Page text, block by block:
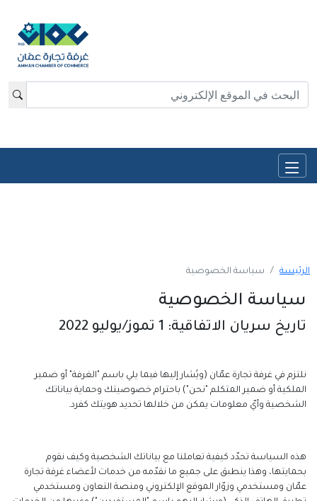
سياسة الخصوصية
سياسة الخصوصية
تاريخ سريان الاتفاقية: 1 تموز/يوليو 2022
نلتزم في غرفة تجارة عمّان (ويُشار إليها فيما يلي باسم "الغرفة" أو ضمير
الملكية أو ضمير المتكلم "نحن") باحترام خصوصيتك وحماية بياناتك
الشخصية وأيّ معلومات يمكن من خلالها تحديد هويتك كفرد.
هذه السياسة تحدّد كيفية تعاملنا مع بياناتك الشخصية وكيف نقوم
بحمايتها، وهذا ينطبق على جميع ما نقدّمه من خدمات لأعضاء غرفة تجارة
عمّان ومستخدمي وزوّار الموقع الإلكتروني ومنصة التعاون ومستخدمي